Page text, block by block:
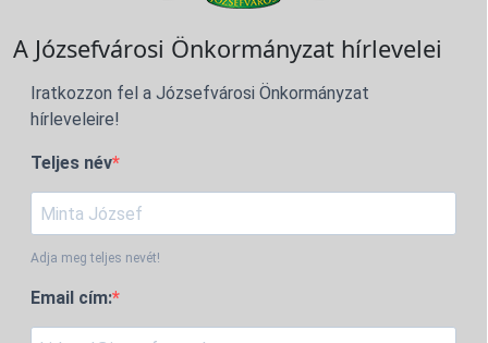
A Józsefvárosi Önkormányzat hírlevelei
Iratkozzon fel a Józsefvárosi Önkormányzat
hírleveleire!
Teljes név
Adja meg teljes nevét!
Email cím: